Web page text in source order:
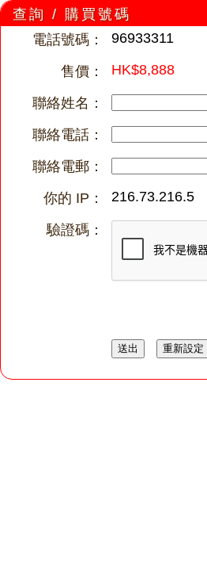
查詢 / 購買號碼
電話號碼：
96933311
售價： HK$8,888
聯絡姓名：
聯絡電話：
聯絡電郵：
你的 IP：
216.73.216.5
驗證碼：